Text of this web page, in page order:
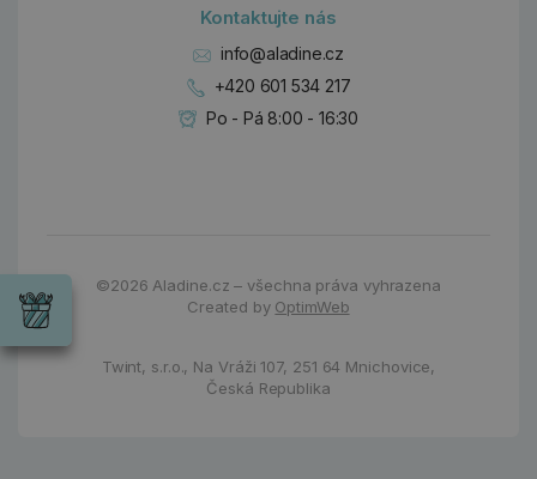
Kontaktujte nás
info@aladine.cz
+420 601 534 217
Po - Pá 8:00 - 16:30
©2026 Aladine.cz – všechna práva vyhrazena
Created by OptimWeb
Twint, s.r.o., Na Vráži 107, 251 64 Mnichovice,
Česká Republika
Wrendale
příležitost
Chci si vybrat